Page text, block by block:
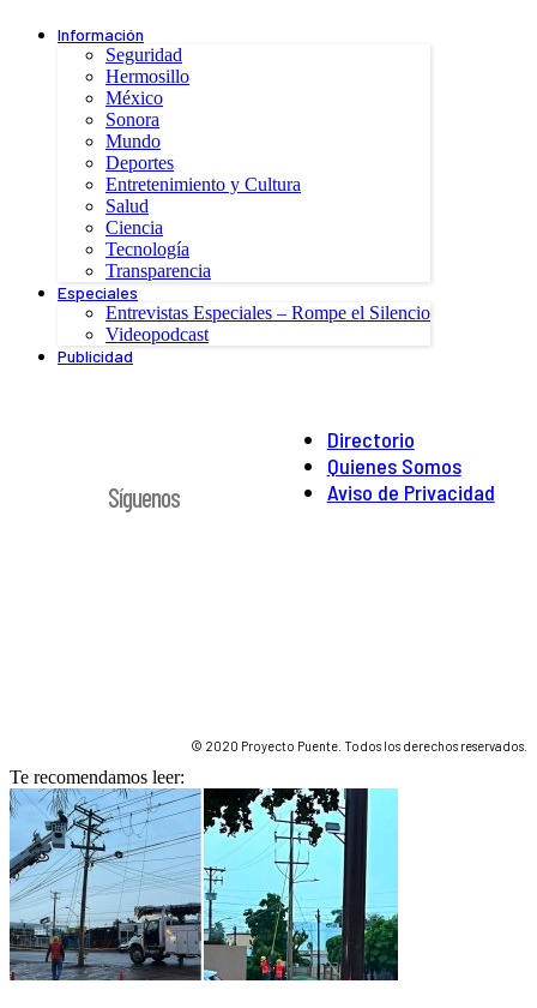
Información
Seguridad
Hermosillo
México
Sonora
Mundo
Deportes
Entretenimiento y Cultura
Salud
Ciencia
Tecnología
Transparencia
Especiales
Entrevistas Especiales – Rompe el Silencio
Videopodcast
Publicidad
Directorio
Quienes Somos
Aviso de Privacidad
Síguenos
© 2020 Proyecto Puente. Todos los derechos reservados.
Te recomendamos leer: